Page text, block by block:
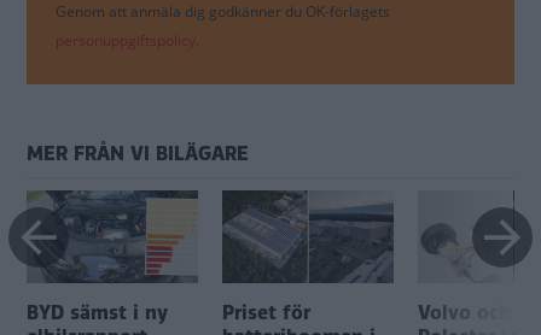
Genom att anmäla dig godkänner du OK-förlagets
personuppgiftspolicy.
MER FRÅN VI BILÄGARE
BYD sämst i ny
Priset för
Volvo och